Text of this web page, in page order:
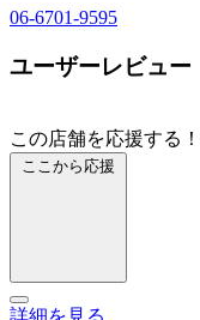
06-6701-9595
ユーザーレビュー
この店舗を応援する！
ここから応援
詳細を見る